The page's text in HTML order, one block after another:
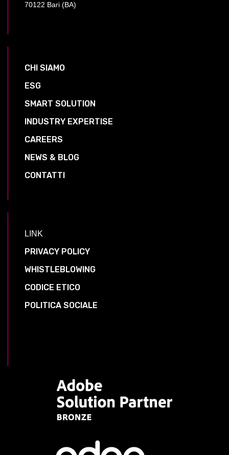
70122 Bari (BA)
CHI SIAMO
ESG
SMART SOLUTION
INDUSTRY EXPERTISE
CAREERS
NEWS & BLOG
CONTATTI
LINK
PRIVACY POLICY
WHISTLEBLOWING
CODICE ETICO
POLITICA SOCIALE